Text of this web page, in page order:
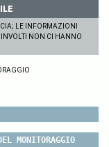
LE INFORMAZIONI
NON CI HANNO
MONITORAGGIO